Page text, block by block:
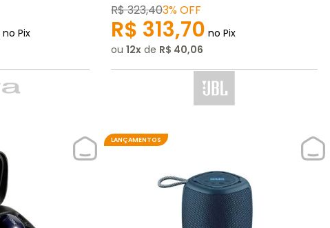
no Pix
R$323,403%OFF
R$ 313,70 no Pix
ou12 de R$ 40,06
LANÇAMENTOS